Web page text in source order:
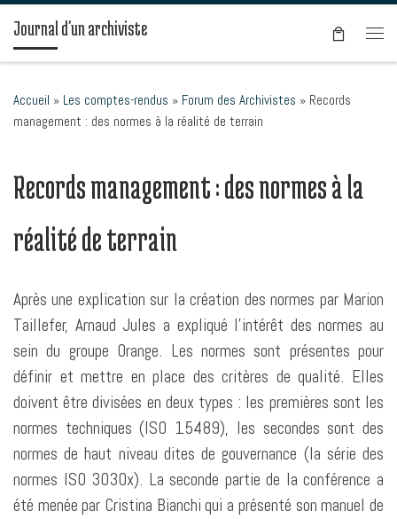
Passer au contenu
Journal d'un archiviste
Accueil » Les comptes-rendus » Forum des Archivistes » Records
management : des normes à la réalité de terrain
Records management : des normes à la
réalité de terrain
Après une explication sur la création des normes par Marion
Taillefer, Arnaud Jules a expliqué l’intérêt des normes au
sein du groupe Orange. Les normes sont présentes pour
définir et mettre en place des critères de qualité. Elles
doivent être divisées en deux types : les premières sont les
normes techniques (ISO 15489), les secondes sont des
normes de haut niveau dites de gouvernance (la série des
normes ISO 3030x). La seconde partie de la conférence a
été menée par Cristina Bianchi qui a présenté son manuel de